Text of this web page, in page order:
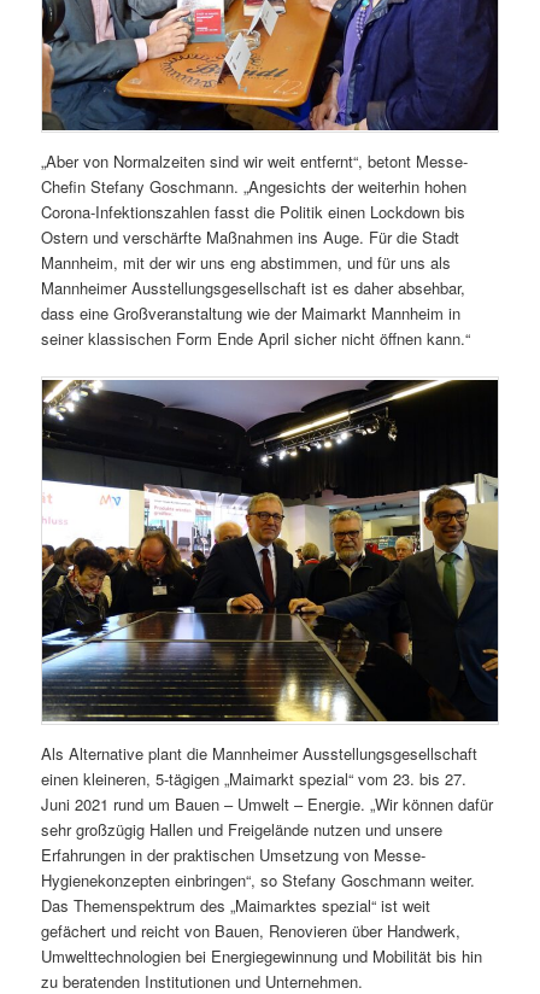
„Aber von Normalzeiten sind wir weit entfernt“, betont Messe-
Chefin Stefany Goschmann. „Angesichts der weiterhin hohen
Corona-Infektionszahlen fasst die Politik einen Lockdown bis
Ostern und verschärfte Maßnahmen ins Auge. Für die Stadt
Mannheim, mit der wir uns eng abstimmen, und für uns als
Mannheimer Ausstellungsgesellschaft ist es daher absehbar,
dass eine Großveranstaltung wie der Maimarkt Mannheim in
seiner klassischen Form Ende April sicher nicht öffnen kann.“
Als Alternative plant die Mannheimer Ausstellungsgesellschaft
einen kleineren, 5-tägigen „Maimarkt spezial“ vom 23. bis 27.
Juni 2021 rund um Bauen – Umwelt – Energie. „Wir können dafür
sehr großzügig Hallen und Freigelände nutzen und unsere
Erfahrungen in der praktischen Umsetzung von Messe-
Hygienekonzepten einbringen“, so Stefany Goschmann weiter.
Das Themenspektrum des „Maimarktes spezial“ ist weit
gefächert und reicht von Bauen, Renovieren über Handwerk,
Umwelttechnologien bei Energiegewinnung und Mobilität bis hin
zu beratenden Institutionen und Unternehmen.